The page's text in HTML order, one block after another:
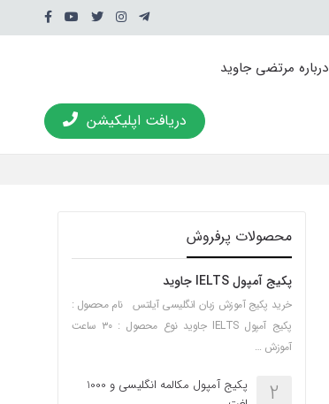
درباره مرتضی جاوید
دریافت اپلیکیشن
محصولات پرفروش
پکیج آمپول IELTS جاوید
خرید پکیج آموزش زبان انگلیسی آیلتس نام محصول :
پکیج آمپول IELTS جاوید نوع محصول : ۳۰ ساعت
آموزش …
2
پکیج آمپول مکالمه انگلیسی و 1000